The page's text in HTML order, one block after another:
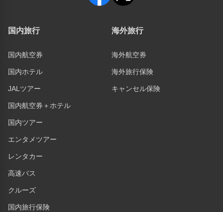
国内旅行
国内航空券
国内ホテル
JALツアー
国内航空券＋ホテル
国内ツアー
エンタメツアー
レンタカー
高速バス
クルーズ
国内旅行保険
海外旅行
海外航空券
海外旅行保険
キャンセル保険